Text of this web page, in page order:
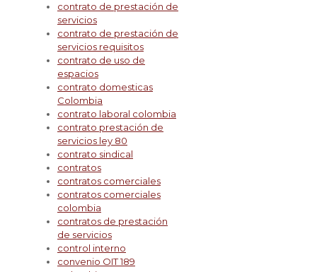
contrato de prestación de
servicios
contrato de prestación de
servicios requisitos
contrato de uso de
espacios
contrato domesticas
Colombia
contrato laboral colombia
contrato prestación de
servicios ley 80
contrato sindical
contratos
contratos comerciales
contratos comerciales
colombia
contratos de prestación
de servicios
control interno
convenio OIT 189